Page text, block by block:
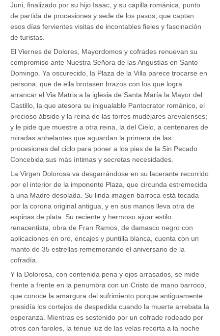
Juni, finalizado por su hijo Isaac, y su capilla románica, punto
de partida de procesiones y sede de los pasos, que captan
esos días fervientes visitas de incontables fieles y fascinación
de turistas.
El Viernes de Dolores, Mayordomos y cofrades renuevan su
compromiso ante Nuestra Señora de las Angustias en Santo
Domingo. Ya oscurecido, la Plaza de la Villa parece trocarse en
persona, que de ella brotasen brazos con los que logra
arrancar el Via Matris a la iglesia de Santa María la Mayor del
Castillo, la que atesora su inigualable Pantocrator románico, el
precioso ábside y la reina de las torres mudéjares arevalenses;
y le pide que muestre a otra reina, la del Cielo, a centenares de
miradas anhelantes que aguardan la primera de las
procesiones del ciclo para poner a los pies de la Sin Pecado
Concebida sus más íntimas y secretas necesidades.
La Virgen Dolorosa va desgarrándose en su lacerante recorrido
por el interior de la imponente Plaza, que circunda estremecida
a una Madre desolada. Su linda imagen barroca está tocada
por la corona original antigua, y en sus manos lleva otra de
espinas de plata. Su reciente y hermoso ajuar estilo
renacentista, obra de Fran Ramos, de damasco negro con
aplicaciones en oro, encajes y puntilla blanca, cuenta con un
manto de 35 estrellas rememorando el aniversario de la
cofradía.
Y la Dolorosa, con contenida pena y ojos arrasados, se mide
frente a frente en la penumbra con un Cristo de mano barroco,
que conoce la amargura del sufrimiento porque antiguamente
presidía los cortejos de despedida cuando la muerte arrebata la
esperanza. Mientras es sostenido por un cofrade rodeado por
otros con faroles, la tenue luz de las velas recorta a la noche